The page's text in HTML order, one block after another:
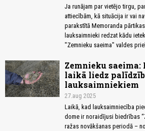
Ja runājam par vietējo tirgu,
attiecībām, kā situācija ir vai
parakstītā Memoranda
lauksaimnieki redzat kādu
"Zemnieku saeima" valdes
Zemnieku saeima:
laikā liedz
lauksaimniekiem
27.aug 2025
Laikā, kad lauksaimniecība
dome ir noraidījusi biedrības
ražas novākšanas periodā –